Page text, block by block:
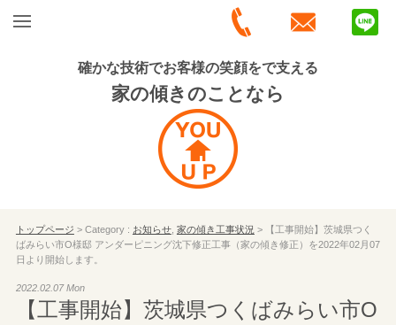
確かな技術でお客様の笑顔をで支える
家の傾きのことなら
トップページ > Category : お知らせ, 家の傾き工事状況 > 【工事開始】茨城県つく
ばみらい市O様邸 アンダーピニング沈下修正工事（家の傾き修正）を2022年02月07
日より開始します。
2022.02.07 Mon
【工事開始】茨城県つくばみらい市O